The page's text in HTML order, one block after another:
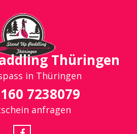
Thüringen
in Thüringen
7238079
anfragen